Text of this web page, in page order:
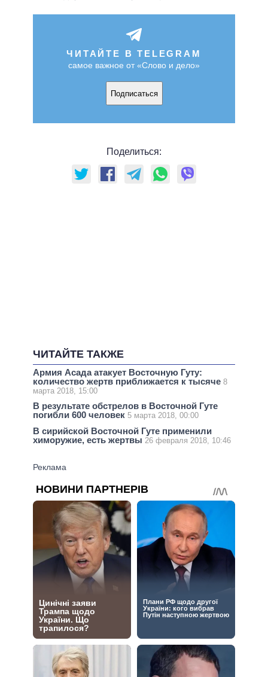
ЧИТАЙТЕ В TELEGRAM
самое важное от «Слово и дело»
Подписаться
Поделиться:
ЧИТАЙТЕ ТАКЖЕ
Армия Асада атакует Восточную Гуту:
количество жертв приближается к тысяче 8
марта 2018, 15:00
В результате обстрелов в Восточной Гуте
погибли 600 человек 5 марта 2018, 00:00
В сирийской Восточной Гуте применили
химоружие, есть жертвы 26 февраля 2018, 10:46